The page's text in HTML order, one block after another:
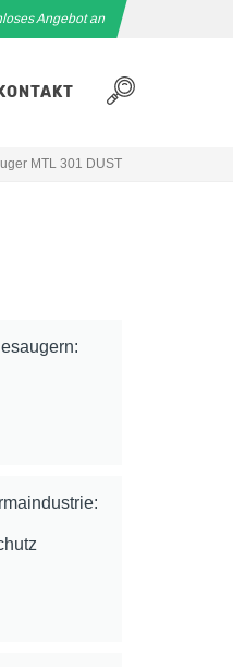
Angebot an
KONTAKT
MTL 301 DUST